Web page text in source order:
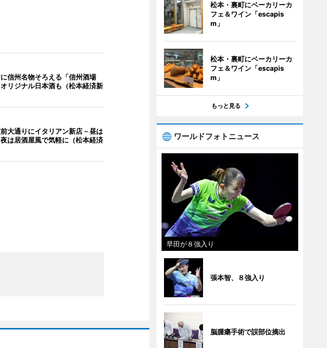
信州名物そろえる「信州酒場
リジナル日本酒も（松本経済新
大通りにイタリアン新店－昼は
は居酒屋風で気軽に（松本経済
松本・裏町にベーカリーカ
フェ＆ワイン「escapis
m」
松本・裏町にベーカリーカ
フェ＆ワイン「escapis
m」
もっと見る
ワールドフォトニュース
早田が８強入り
張本智、８強入り
脳腫瘍手術で誤部位摘出